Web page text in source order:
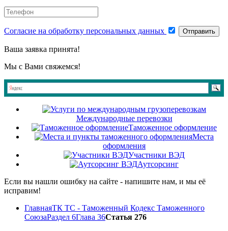
Согласие на обработку персональных данных Отправить
Ваша заявка принята!
Мы с Вами свяжемся!
Международные перевозки
Таможенное оформление
Места
оформления
Участники ВЭД
Аутсорсинг
Если вы нашли ошибку на сайте - напишите нам, и мы её
исправим!
ГлавнаяТК ТС - Таможенный Кодекс Таможенного
СоюзаРаздел 6Глава 36Статья 276